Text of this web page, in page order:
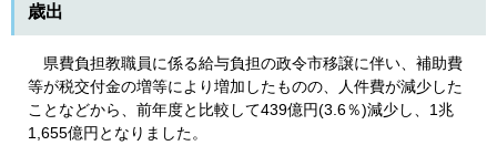
歳出
県費負担教職員に係る給与負担の政令市移譲に伴い、補助費
等が税交付金の増等により増加したものの、人件費が減少した
ことなどから、前年度と比較して439億円(3.6％)減少し、1兆
1,655億円となりました。